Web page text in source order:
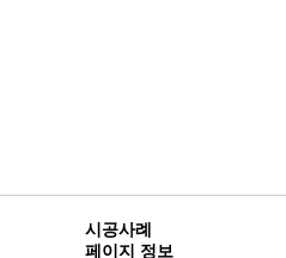
시공사례
페이지 정보